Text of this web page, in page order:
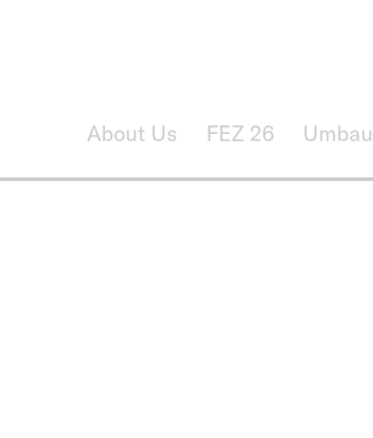
About Us FEZ 26 Umbau